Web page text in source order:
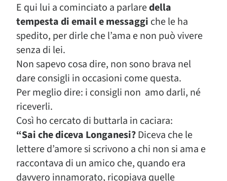
E qui lui a cominciato a parlaredella
tempesta di email e messaggi che le ha
spedito, per dirle che l’ama e non può vivere
senza di lei.
Non sapevo cosa dire, non sono brava nel
dare consigli in occasioni come questa.
Per meglio dire: i consigli non amo darli, né
riceverli.
Così ho cercato di buttarla in caciara:
“Sai che diceva Longanesi?Diceva che le
lettere d’amore si scrivono a chi non si ama e
raccontava di un amico che, quando era
davvero innamorato, ricopiava quelle